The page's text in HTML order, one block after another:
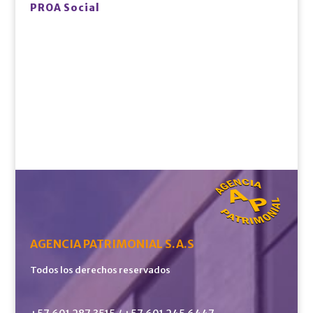
PROA Social
AGENCIA PATRIMONIAL S.A.S
Todos los derechos reservados